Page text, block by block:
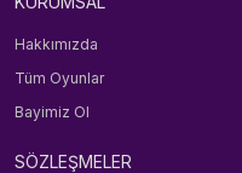
Hakkımızda
Tüm Oyunlar
Bayimiz Ol
SÖZLEŞMELER